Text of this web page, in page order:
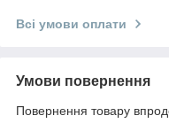
Всі умови оплати
Умови повернення
Повернення товару